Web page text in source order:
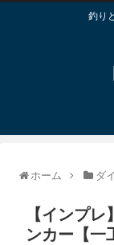
釣り
ホーム ダ
【インプ
ンカー【一